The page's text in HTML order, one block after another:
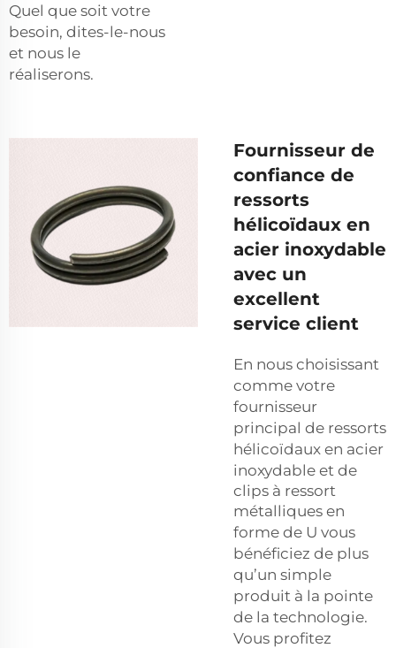
Quel que soit votre
besoin, dites-le-nous
et nous le
réaliserons.
Fournisseur de
confiance de
ressorts
hélicoïdaux en
acier inoxydable
avec un
excellent
service client
En nous choisissant
comme votre
fournisseur
principal de ressorts
hélicoïdaux en acier
inoxydable et de
clips à ressort
métalliques en
forme de U vous
bénéficiez de plus
qu’un simple
produit à la pointe
de la technologie.
Vous profitez